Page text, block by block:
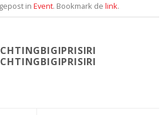
in Event. Bookmark de link.